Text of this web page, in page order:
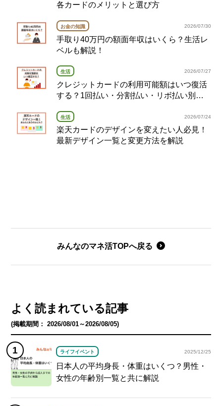
各カードのメリットと選び方
お金の知識 2026/07/30
手取り40万円の額面年収はいくら？生活レ
ベルも解説！
生活 2026/07/27
クレジットカードの利用可能額はいつ復活
する？1回払い・分割払い・リボ払い別の
生活 2026/07/24
楽天カードのデザインを変えたい人必見！
最新デザイン一覧と変更方法を解説
みんなのマネ活TOPへ戻る
よく読まれている記事
(掲載期間： 2026/08/01～2026/08/05)
ライフイベント 2025/12/25
日本人の平均身長・体重はいくつ？男性・
女性の年齢別一覧と共に解説